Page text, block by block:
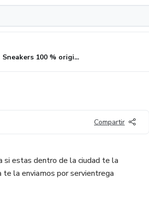
Sneakers 100 % original
Compartir
si estas dentro de la ciudad te la
te la enviamos por servientrega